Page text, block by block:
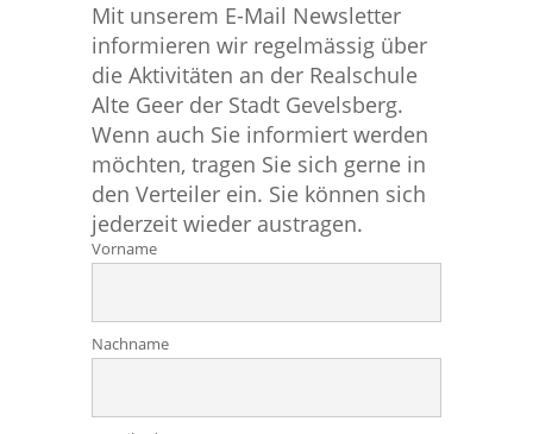
Mit unserem E-Mail Newsletter
informieren wir regelmässig über
die Aktivitäten an der Realschule
Alte Geer der Stadt Gevelsberg.
Wenn auch Sie informiert werden
möchten, tragen Sie sich gerne in
den Verteiler ein. Sie können sich
jederzeit wieder austragen.
Vorname
Nachname